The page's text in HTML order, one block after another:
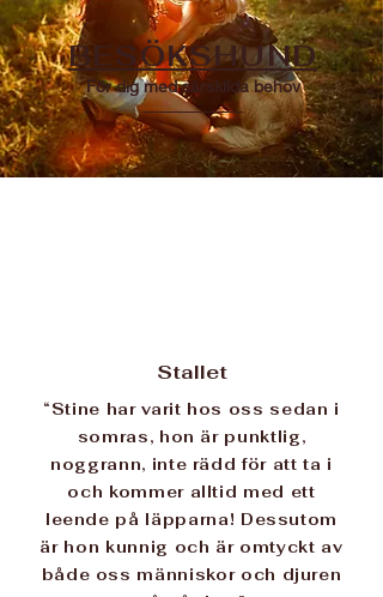
BESÖKSHUND
För dig med särskilda behov
Stallet
“Stine har varit hos oss sedan i
somras, hon är punktlig,
noggrann, inte rädd för att ta i
och kommer alltid med ett
leende på läpparna! Dessutom
är hon kunnig och är omtyckt av
både oss människor och djuren